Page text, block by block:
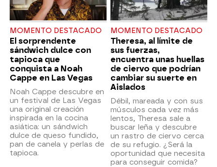
MOMENTO DESTACADO
El sorprendente
sándwich dulce con
tapioca que
conquista a Noah
Cappe en Las Vegas
Noah Cappe descubre en
un festival de Las Vegas
una original creación
inspirada en la cocina
asiática: un sándwich
dulce de queso fundido,
pan de canela y perlas de
tapioca.
MOMENTO DESTACADO
Theresa, al límite de
sus fuerzas,
encuentra unas huellas
de ciervo que podrían
cambiar su suerte en
Aislados
Débil, mareada y con sus
músculos cada vez más
lentos, Theresa sale a
buscar leña y descubre
un rastro de ciervo cerca
de su refugio. ¿Será la
oportunidad que necesita
para conseguir comida?